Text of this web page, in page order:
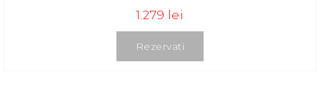
1.279 lei
Rezervati